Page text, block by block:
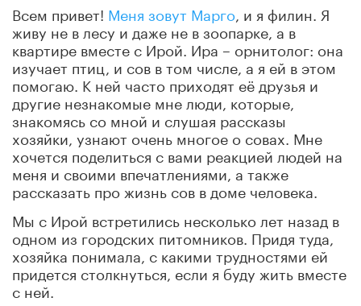
Всем привет! Меня зовут Марго , и я филин. Я
живу не в лесу и даже не в зоопарке, а в
квартире вместе с Ирой. Ира – орнитолог: она
изучает птиц, и сов в том числе, а я ей в этом
помогаю. К ней часто приходят её друзья и
другие незнакомые мне люди, которые,
знакомясь со мной и слушая рассказы
хозяйки, узнают очень многое о совах. Мне
хочется поделиться с вами реакцией людей на
меня и своими впечатлениями, а также
рассказать про жизнь сов в доме человека.
Мы с Ирой встретились несколько лет назад в
одном из городских питомников. Придя туда,
хозяйка понимала, с какими трудностями ей
придется столкнуться, если я буду жить вместе
с ней.